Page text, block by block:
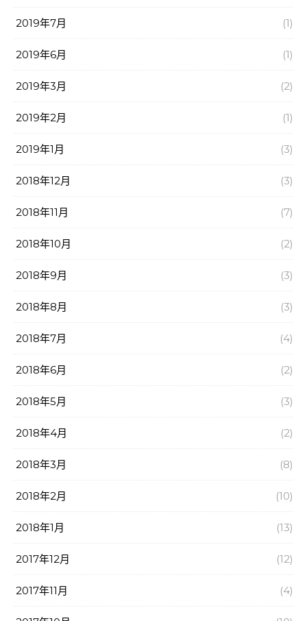
2019年7月 (1)
2019年6月 (1)
2019年3月 (2)
2019年2月 (1)
2019年1月 (3)
2018年12月 (3)
2018年11月 (7)
2018年10月 (2)
2018年9月 (3)
2018年8月 (3)
2018年7月 (4)
2018年6月 (2)
2018年5月 (3)
2018年4月 (2)
2018年3月 (8)
2018年2月 (10)
2018年1月 (13)
2017年12月 (12)
2017年11月 (4)